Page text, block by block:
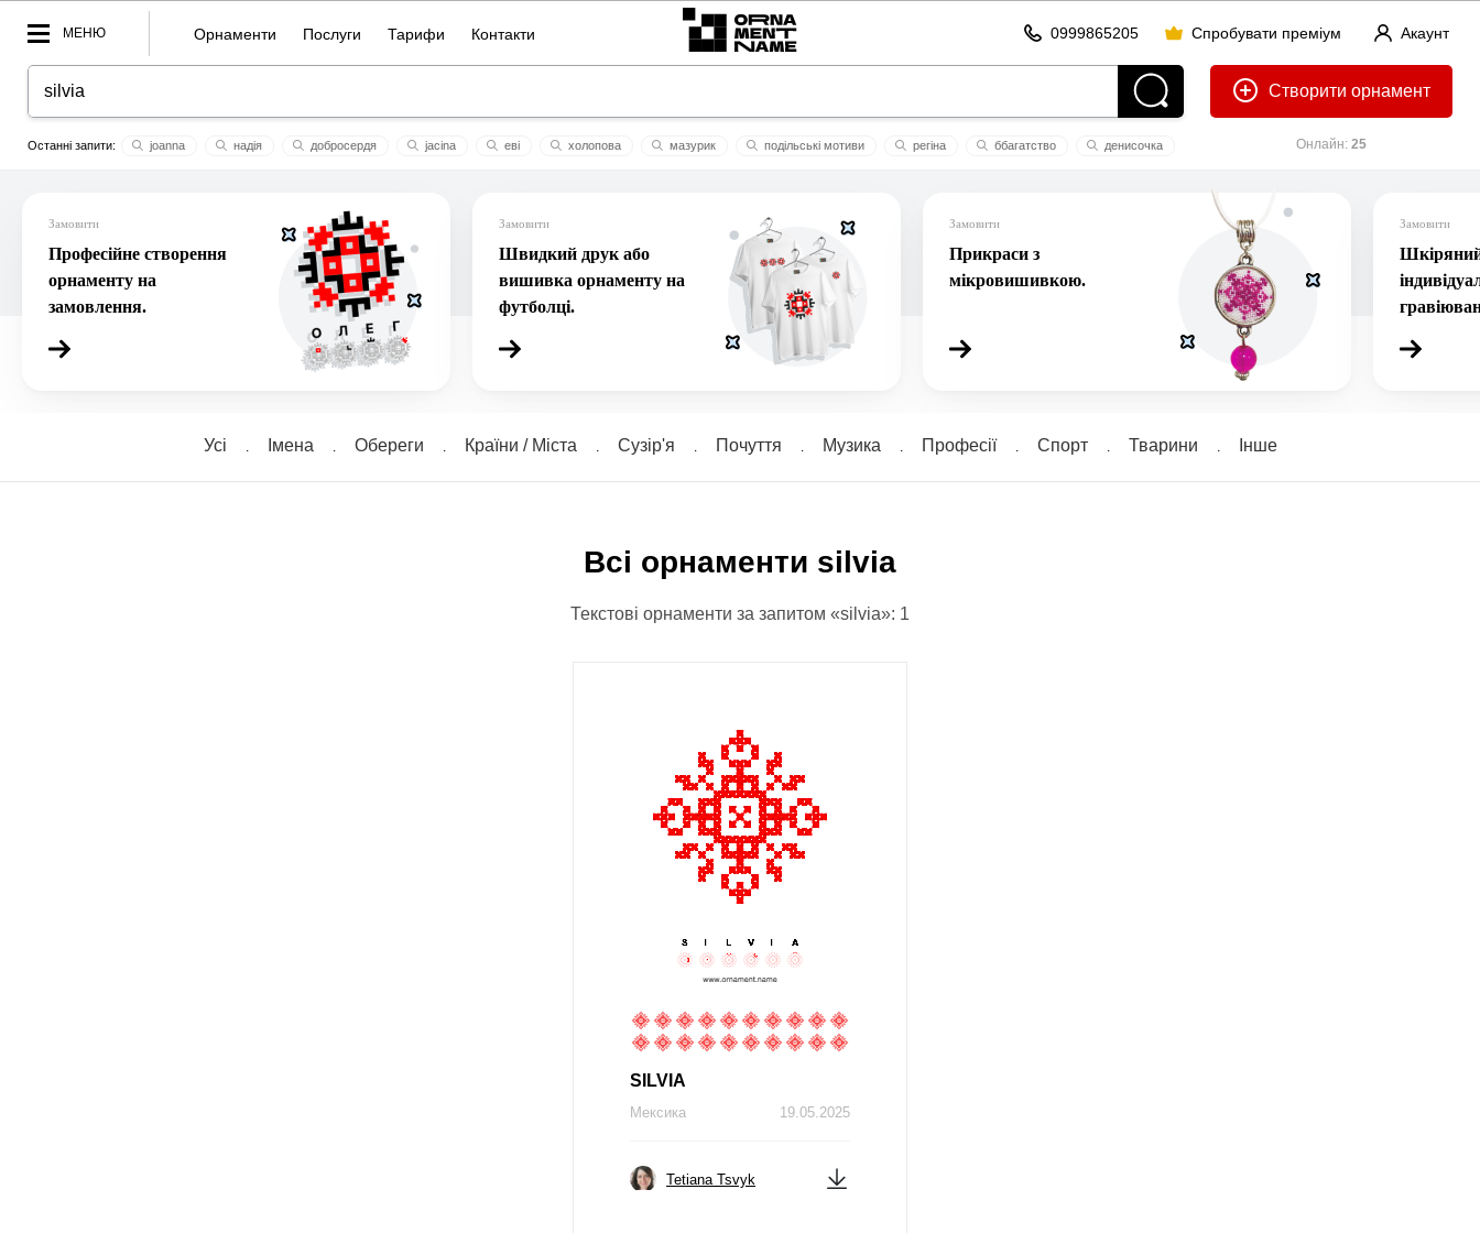
МЕНЮ Орнаменти Послуги Тарифи Контакти Акаунт
0999865205 Спробувати преміум
Створити
Онлайн: 25
joanna надія добросердя jacina еві холопова мазурик подільські мотиви регіна ббагатство
денисочка
Замовити
Професійне створення
орнаменту на
замовлення.
Замовити
Швидкий друк або
вишивка орнаменту на
футболці.
Замовити
Прикраси з
мікровишивкою.
Замовити
Шкіряний
Усі Імена Обереги Країни / Міста Сузiр'я Почуття Музика Професії Спорт Тварини Інше
Всі орнаменти silvia
Текстові орнаменти за запитом «silvia»: 1
SILVIA
19.05.2025
Мексика
Tetiana Tsvyk